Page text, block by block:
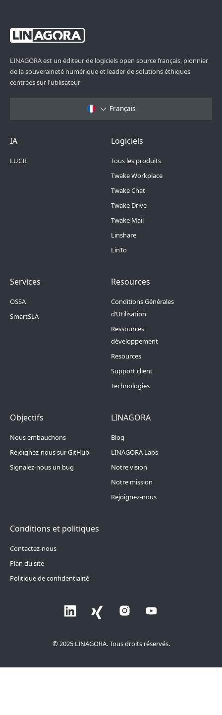
LINAGORA est un éditeur de logiciels open source français, pionnier
de la souveraineté numérique et leader de solutions éthiques
centrées sur l'utilisateur
Français
Footer Menu 6
IA
LUCIE
Footer Menu 1
Logiciels
Tous les produits
Twake Workplace
Twake Chat
Twake Drive
Twake Mail
Linshare
LinTo
Footer Menu 2
Services
OSSA
SmartSLA
Footer Menu 3
Resources
Conditions Générales
d’Utilisation
Ressources
développement
Resources
Support client
Technologies
Footer Menu 4
Objectifs
Nous embauchons
Rejoignez-nous sur GitHub
Signalez-nous un bug
Footer Menu 5
LINAGORA
Blog
LINAGORA Labs
Notre vision
Notre mission
Rejoignez-nous
Conditions et politiques
Contactez-nous
Plan du site
Politique de confidentialité
© 2025 LINAGORA. Tous droits réservés.